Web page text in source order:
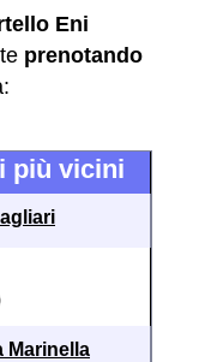
Eni
prenotando
più vicini
Marinella